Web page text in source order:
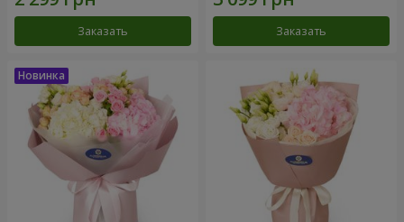
Заказать Заказать